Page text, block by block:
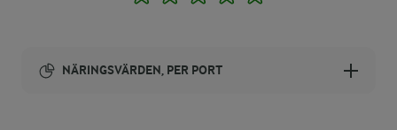
NÄRINGSVÄRDEN, PER PORT